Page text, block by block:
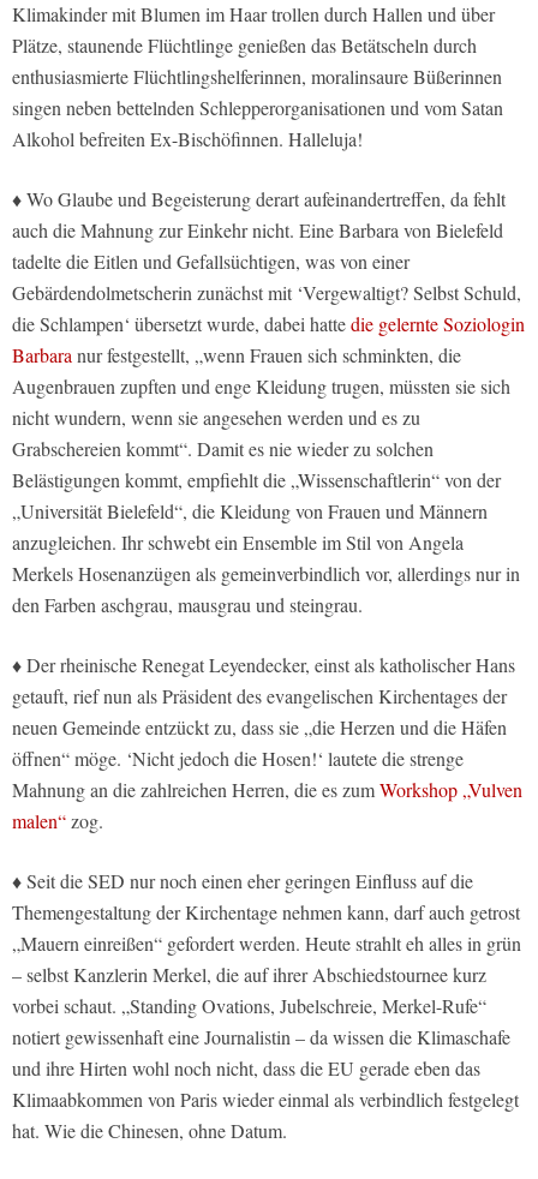
Klimakinder mit Blumen im Haar trollen durch Hallen und über
Plätze, staunende Flüchtlinge genießen das Betätscheln durch
enthusiasmierte Flüchtlingshelferinnen, moralinsaure Büßerinnen
singen neben bettelnden Schlepperorganisationen und vom Satan
Alkohol befreiten Ex-Bischöfinnen. Halleluja!
♦ Wo Glaube und Begeisterung derart aufeinandertreffen, da fehlt
auch die Mahnung zur Einkehr nicht. Eine Barbara von Bielefeld
tadelte die Eitlen und Gefallsüchtigen, was von einer
Gebärdendolmetscherin zunächst mit ‘Vergewaltigt? Selbst Schuld,
die Schlampen‘ übersetzt wurde, dabei hattedie gelernte Soziologin
Barbaranur festgestellt, „wenn Frauen sich schminkten, die
Augenbrauen zupften und enge Kleidung trugen, müssten sie sich
nicht wundern, wenn sie angesehen werden und es zu
Grabschereien kommt“. Damit es nie wieder zu solchen
Belästigungen kommt, empfiehlt die „Wissenschaftlerin“ von der
„Universität Bielefeld“, die Kleidung von Frauen und Männern
anzugleichen. Ihr schwebt ein Ensemble im Stil von Angela
Merkels Hosenanzügen als gemeinverbindlich vor, allerdings nur in
den Farben aschgrau, mausgrau und steingrau.
♦ Der rheinische Renegat Leyendecker, einst als katholischer Hans
getauft, rief nun als Präsident des evangelischen Kirchentages der
neuen Gemeinde entzückt zu, dass sie „die Herzen und die Häfen
öffnen“ möge. ‘Nicht jedoch die Hosen!‘ lautete die strenge
Mahnung an die zahlreichen Herren, die es zumWorkshop „Vulven
malen“zog.
♦ Seit die SED nur noch einen eher geringen Einfluss auf die
Themengestaltung der Kirchentage nehmen kann, darf auch getrost
„Mauern einreißen“ gefordert werden. Heute strahlt eh alles in grün
– selbst Kanzlerin Merkel, die auf ihrer Abschiedstournee kurz
vorbei schaut. „Standing Ovations, Jubelschreie, Merkel-Rufe“
notiert gewissenhaft eine Journalistin – da wissen die Klimaschafe
und ihre Hirten wohl noch nicht, dass die EU gerade eben das
Klimaabkommen von Paris wieder einmal als verbindlich festgelegt
hat. Wie die Chinesen, ohne Datum.